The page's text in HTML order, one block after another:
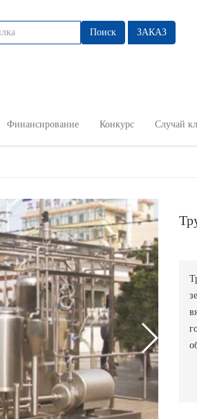
Поиск ЗАКАЗ
Финансирование Конкурс Случай